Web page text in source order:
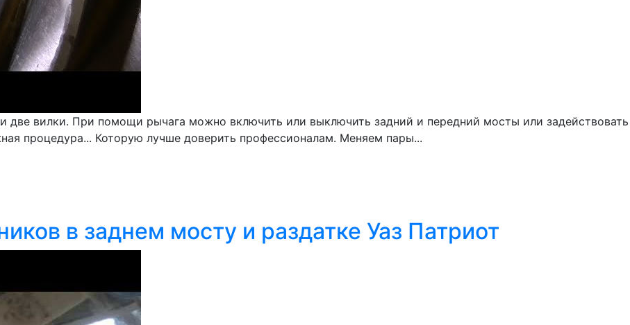
две вилки. При помощи рычага можно включить или выключить задний и передний мосты или задействовать
процедура... Которую лучше доверить профессионалам. Меняем пары...
в заднем мосту и раздатке Уаз Патриот